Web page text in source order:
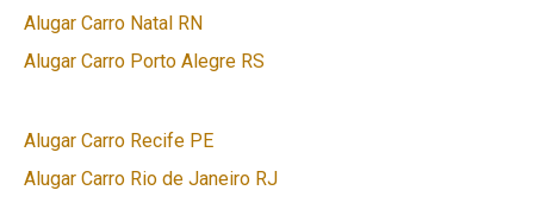
Alugar Carro Natal RN
Alugar Carro Porto Alegre RS
Alugar Carro Recife PE
Alugar Carro Rio de Janeiro RJ